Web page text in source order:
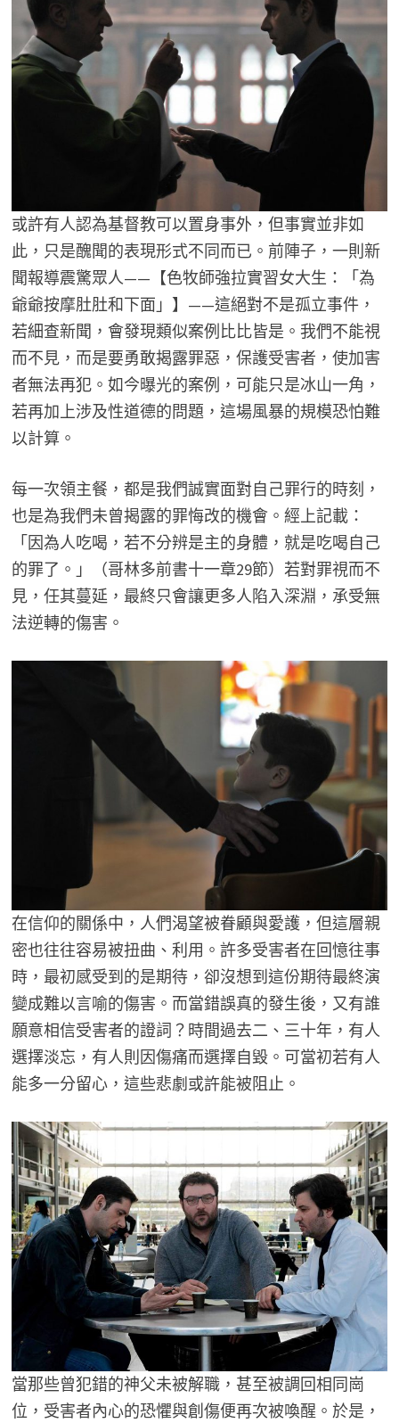
或許有人認為基督教可以置身事外，但事實並非如
此，只是醜聞的表現形式不同而已。前陣子，一則新
聞報導震驚眾人——【色牧師強拉實習女大生：「為
爺爺按摩肚肚和下面」】——這絕對不是孤立事件，
若細查新聞，會發現類似案例比比皆是。我們不能視
而不見，而是要勇敢揭露罪惡，保護受害者，使加害
者無法再犯。如今曝光的案例，可能只是冰山一角，
若再加上涉及性道德的問題，這場風暴的規模恐怕難
以計算。
每一次領主餐，都是我們誠實面對自己罪行的時刻，
也是為我們未曾揭露的罪悔改的機會。經上記載：
「因為人吃喝，若不分辨是主的身體，就是吃喝自己
的罪了。」（哥林多前書十一章29節）若對罪視而不
見，任其蔓延，最終只會讓更多人陷入深淵，承受無
法逆轉的傷害。
在信仰的關係中，人們渴望被眷顧與愛護，但這層親
密也往往容易被扭曲、利用。許多受害者在回憶往事
時，最初感受到的是期待，卻沒想到這份期待最終演
變成難以言喻的傷害。而當錯誤真的發生後，又有誰
願意相信受害者的證詞？時間過去二、三十年，有人
選擇淡忘，有人則因傷痛而選擇自毀。可當初若有人
能多一分留心，這些悲劇或許能被阻止。
當那些曾犯錯的神父未被解職，甚至被調回相同崗
位，受害者內心的恐懼與創傷便再次被喚醒。於是，